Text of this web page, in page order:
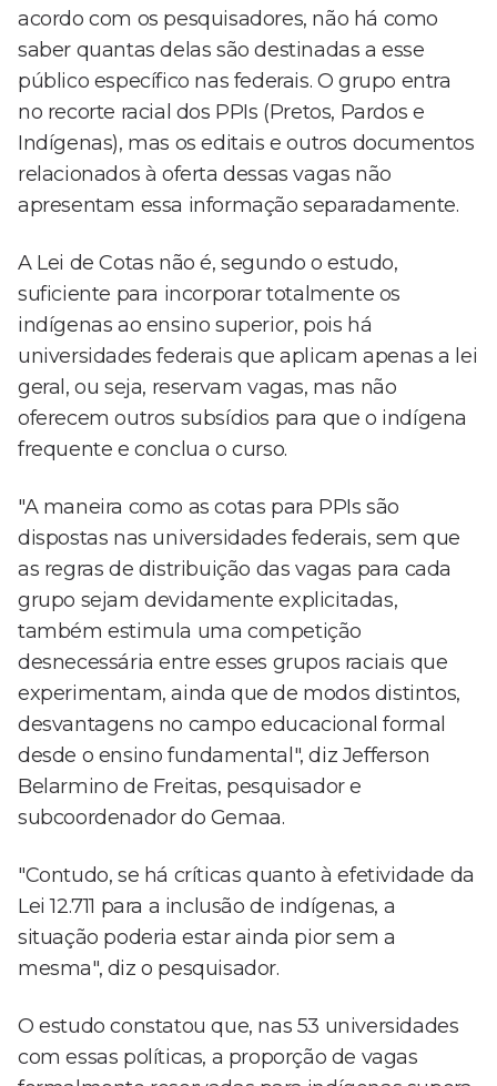
acordo com os pesquisadores, não há como
saber quantas delas são destinadas a esse
público específico nas federais. O grupo entra
no recorte racial dos PPIs (Pretos, Pardos e
Indígenas), mas os editais e outros documentos
relacionados à oferta dessas vagas não
apresentam essa informação separadamente.
A Lei de Cotas não é, segundo o estudo,
suficiente para incorporar totalmente os
indígenas ao ensino superior, pois há
universidades federais que aplicam apenas a lei
geral, ou seja, reservam vagas, mas não
oferecem outros subsídios para que o indígena
frequente e conclua o curso.
"A maneira como as cotas para PPIs são
dispostas nas universidades federais, sem que
as regras de distribuição das vagas para cada
grupo sejam devidamente explicitadas,
também estimula uma competição
desnecessária entre esses grupos raciais que
experimentam, ainda que de modos distintos,
desvantagens no campo educacional formal
desde o ensino fundamental", diz Jefferson
Belarmino de Freitas, pesquisador e
subcoordenador do Gemaa.
"Contudo, se há críticas quanto à efetividade da
Lei 12.711 para a inclusão de indígenas, a
situação poderia estar ainda pior sem a
mesma", diz o pesquisador.
O estudo constatou que, nas 53 universidades
com essas políticas, a proporção de vagas